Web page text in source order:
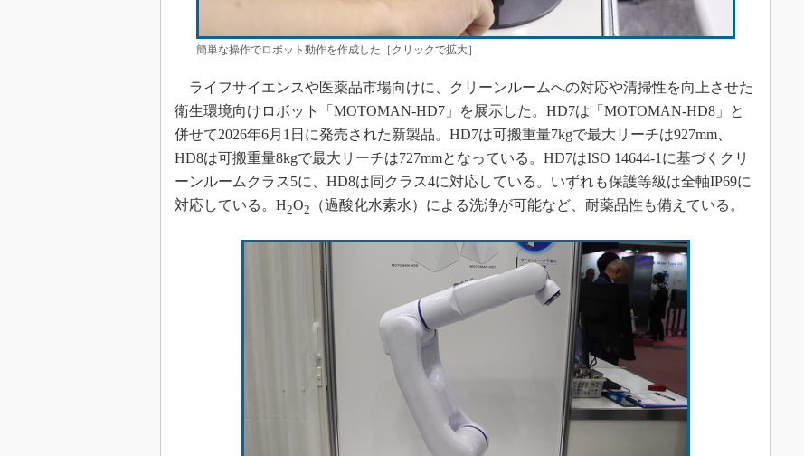
簡単な操作でロボット動作を作成した［クリックで拡大］
ライフサイエンスや医薬品市場向けに、クリーンルームへの対応や清掃性を向上させた
衛生環境向けロボット「MOTOMAN-HD7」を展示した。HD7は「MOTOMAN-HD8」と
併せて2026年6月1日に発売された新製品。HD7は可搬重量7kgで最大リーチは927mm、
HD8は可搬重量8kgで最大リーチは727mmとなっている。HD7はISO 14644-1に基づくクリ
ーンルームクラス5に、HD8は同クラス4に対応している。いずれも保護等級は全軸IP69に
対応している。H2O2 （過酸化水素水）による洗浄が可能など、耐薬品性も備えている。